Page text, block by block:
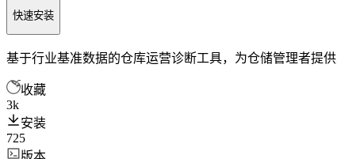
快速安装
基于行业基准数据的仓库运营诊断工具，为仓储管理者提
收藏
3k
安装
725